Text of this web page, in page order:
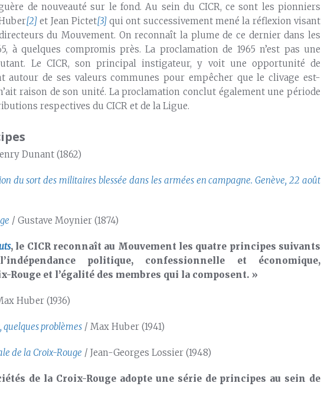
de nouveauté sur le fond. Au sein du CICR, ce sont les pionniers
[2]et Jean Pictet[3]qui ont successivement mené la réflexion visant
du Mouvement. On reconnaît la plume de ce dernier dans les
à quelques compromis près. La proclamation de 1965 n’est pas une
Le CICR, son principal instigateur, y voit une opportunité de
autour de ses valeurs communes pour empêcher que le clivage est-
raison de son unité. La proclamation conclut également une période
respectives du CICR et de la Ligue.
Dunant (1862)
du sort des militaires blessée dans les armées en campagne. Genève, 22 août
/ Gustave Moynier (1874)
, le CICR reconnaît au Mouvement les quatre principes suivants
politique, confessionnelle et économique,
Rouge et l’égalité des membres qui la composent. »
Huber (1936)
quelques problèmes / Max Huber (1941)
de la Croix-Rouge / Jean-Georges Lossier (1948)
de la Croix-Rouge adopte une série de principes au sein de